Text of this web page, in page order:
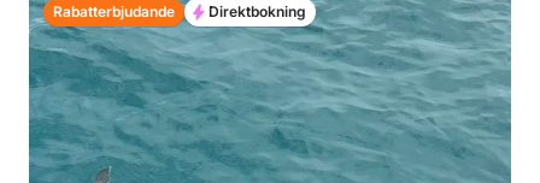
Rabatterbjudande Direktbokning